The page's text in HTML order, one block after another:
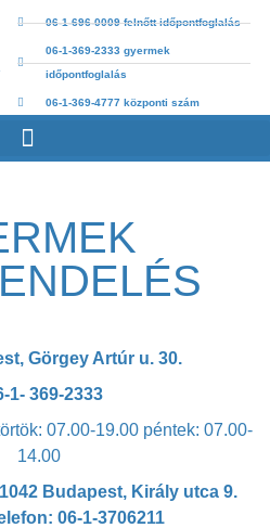
06-1-696-0009 felnőtt időpontfoglalás
06-1-369-2333 gyermek
időpontfoglalás
06-1-369-4777 központi szám
Görgey Artúr u. 30.
1- 369-2333
07.00-19.00 péntek: 07.00-
14.00
Budapest, Király utca 9.
06-1-3706211